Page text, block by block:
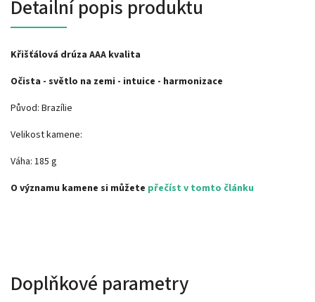
Detailní popis produktu
Křišťálová drúza AAA kvalita
Očista - světlo na zemi - intuice - harmonizace
Původ: Brazílie
Velikost kamene:
Váha: 185 g
O významu kamene si můžete přečíst v tomto článku
Doplňkové parametry